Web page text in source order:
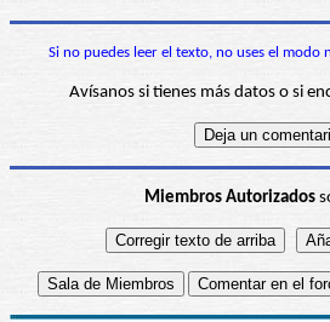
Si no puedes leer el texto, no uses el modo
Avísanos si tienes más datos o si
Miembros Autorizados